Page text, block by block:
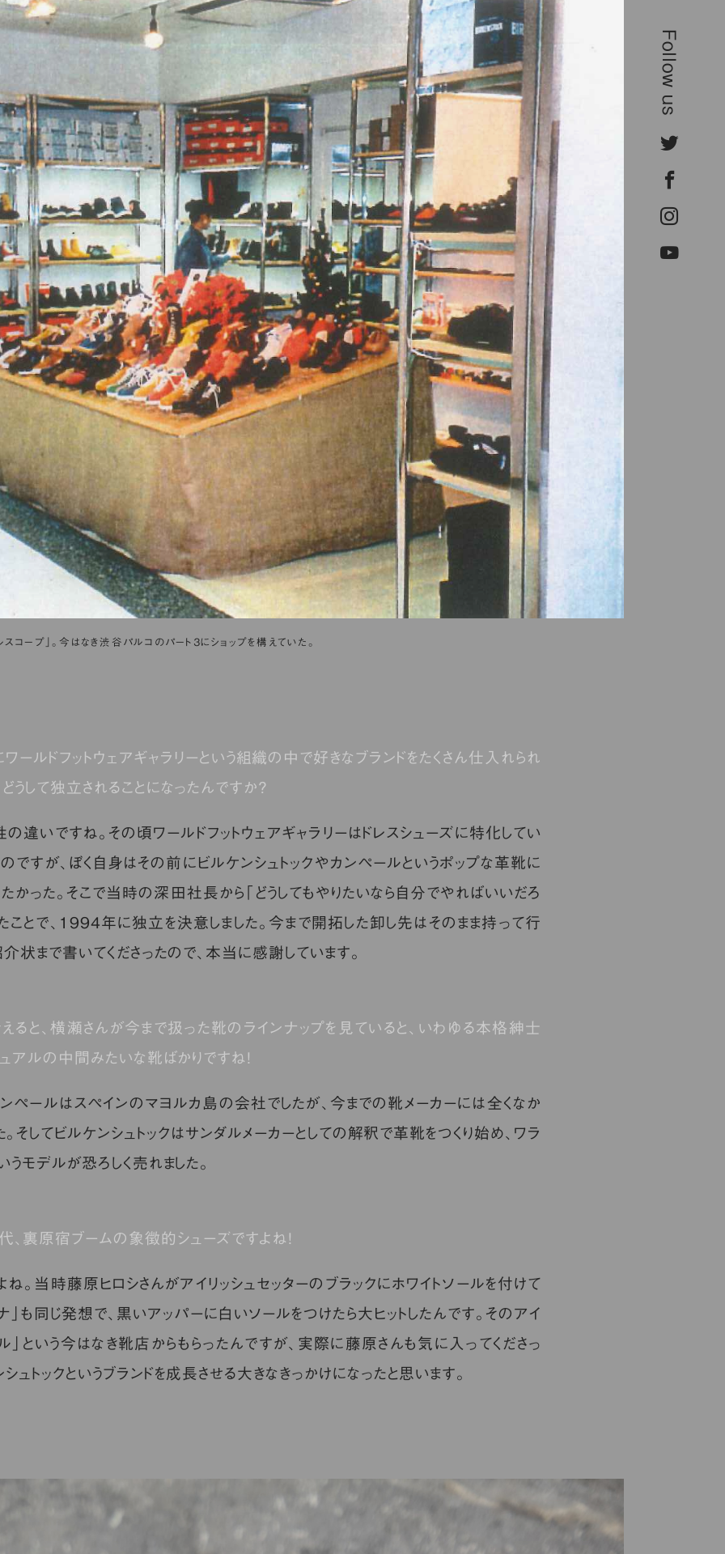
Follow us
ープ」。今はなき渋谷パルコのパート３にショップを構えていた。
ールドフットウェアギャラリーという組織の中で好きなブランドをたくさん仕入れられ
うして独立されることになったんですか？
いですね。その頃ワールドフットウェアギャラリーはドレスシューズに特化してい
ですが、ぼく自身はその前にビルケンシュトックやカンペールというポップな革靴に
かった。そこで当時の深田社長から「どうしてもやりたいなら自分でやればいいだろ
ことで、1994年に独立を決意しました。今まで開拓した卸し先はそのまま持って行
介状まで書いてくださったので、本当に感謝しています。
えると、横瀬さんが今まで扱った靴のラインナップを見ていると、いわゆる本格紳士
ュアルの中間みたいな靴ばかりですね！
ペールはスペインのマヨルカ島の会社でしたが、今までの靴メーカーには全くなか
。そしてビルケンシュトックはサンダルメーカーとしての解釈で革靴をつくり始め、ワラ
モデルが恐ろしく売れました。
裏原宿ブームの象徴的シューズですよね！
。当時藤原ヒロシさんがアイリッシュセッターのブラックにホワイトソールを付けて
」も同じ発想で、黒いアッパーに白いソールをつけたら大ヒットしたんです。そのアイ
という今はなき靴店からもらったんですが、実際に藤原さんも気に入ってくださっ
ュトックというブランドを成長させる大きなきっかけになったと思います。